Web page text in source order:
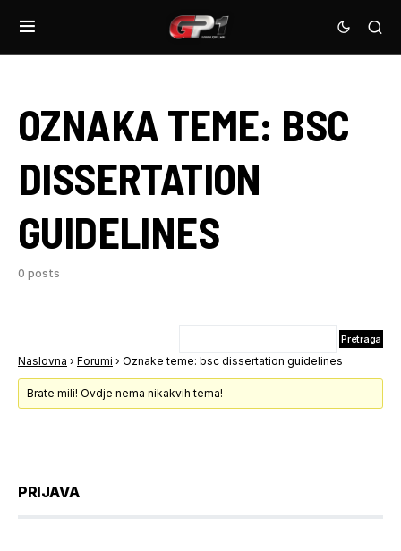
OZNAKA TEME: BSC
DISSERTATION
GUIDELINES
0 posts
Naslovna › Forumi › Oznake teme: bsc dissertation guidelines
Brate mili! Ovdje nema nikakvih tema!
PRIJAVA